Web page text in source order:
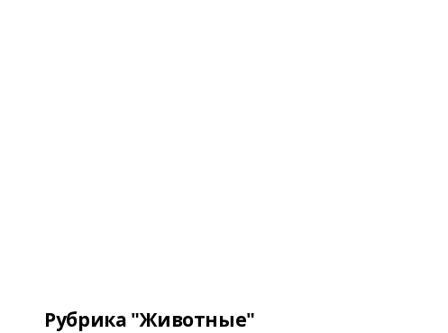
Рубрика "Животные"